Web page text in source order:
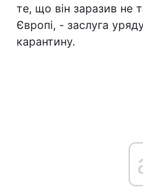
те, що він заразив не
Європі, - заслуга
карантину.